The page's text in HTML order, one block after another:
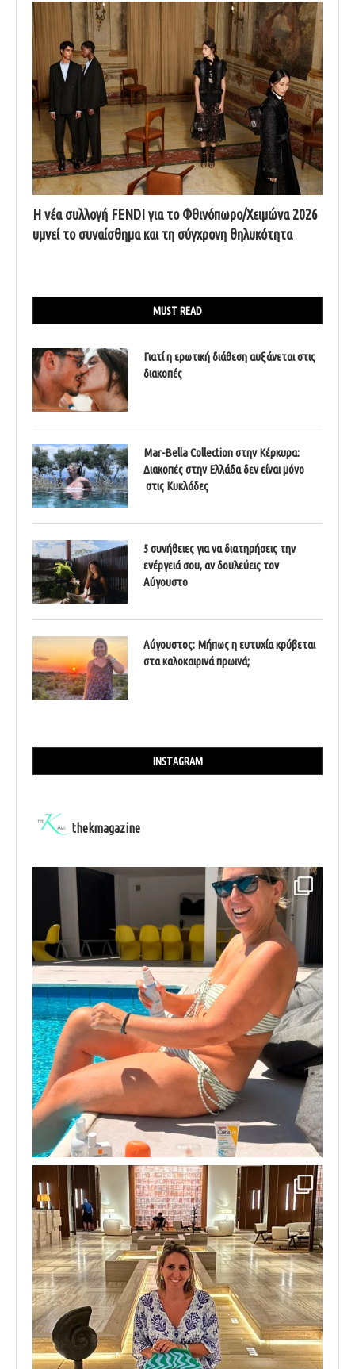
Η νέα συλλογή FENDI για το Φθινόπωρο/Χειμώνα 2026
υμνεί το συναίσθημα και τη σύγχρονη θηλυκότητα
MUST READ
Γιατί η ερωτική διάθεση αυξάνεται στις
διακοπές
Mar-Bella Collection στην Κέρκυρα:
Διακοπές στην Ελλάδα δεν είναι μόνο
στις Κυκλάδες
5 συνήθειες για να διατηρήσεις την
ενέργειά σου, αν δουλεύεις τον
Αύγουστο
Αύγουστος: Μήπως η ευτυχία κρύβεται
στα καλοκαιρινά πρωινά;
INSTAGRAM
thekmagazine